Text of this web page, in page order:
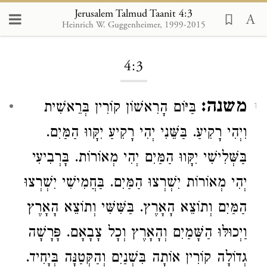
Jerusalem Talmud Taanit 4:3
Heinrich W. Guggenheimer, 1999-2015
Loading...
4:3
1 משנה: בַּיּוֹם הָרִאשׁוֹן קוֹרִין בְּרֵאשִׁית
וִיְהִי רָקִיעַ. בַּשֵּׁנִי יְהִי רָקִיעַ יִקָּווּ הַמַּיִם.
בַּשְּׁלִישִׁי יִקָּווּ הַמַּיִם יְהִי מְאוֹרוֹת. בָּרְבִיעִי
יְהִי מְאוֹרוֹת יִשְׁרְצוּ הַמַּיִם. בַּחֲמִישִׁי יִשְׁרְצוּ
הַמַּיִם וְתוֹצֵא הָאָרֶץ. בַּשִּׁשִּׁי וְתוֹצֵא הָאָרֶץ
וַיְכוּלּוּ הַשָּׁמַיִם וְהָאָרֶץ וְכָל צָבָאָם. פָּרָשָׁה
גְדוֹלָה קוֹרִין אוֹתָה בִּשְׁנַיִם וְהַקְּטַנָּה בְּיָחִיד.